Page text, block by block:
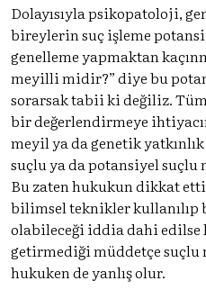
Dolayısıyla psikopatoloji,
bireylerin suç işleme
genelleme yapmaktan
meyilli midir?” diye bu
sorarsak tabii ki değiliz.
bir değerlendirmeye
meyil ya da genetik
suçlu ya da potansiyel suçlu
Bu zaten hukukun dikkat
bilimsel teknikler
olabileceği iddia dahi edilse
getirmediği müddetçe suçlu
hukuken de yanlış olur.